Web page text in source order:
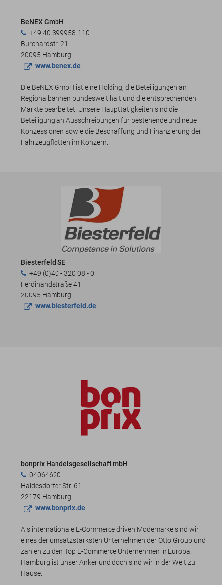
BeNEX GmbH
+49 40 399958-110
Burchardstr. 21
20095 Hamburg
www.benex.de
Die BeNEX GmbH ist eine Holding, die Beteiligungen an
Regionalbahnen bundesweit hält und die entsprechenden
Märkte bearbeitet. Unsere Haupttätigkeiten sind die
Beteiligung an Ausschreibungen für bestehende und neue
Konzessionen sowie die Beschaffung und Finanzierung der
Fahrzeugflotten im Konzern.
Biesterfeld SE
+49 (0)40 - 320 08 - 0
Ferdinandstraße 41
20095 Hamburg
www.biesterfeld.de
bonprix Handelsgesellschaft mbH
04064620
Haldesdorfer Str. 61
22179 Hamburg
www.bonprix.de
Als internationale E-Commerce driven Modemarke sind wir
eines der umsatzstärksten Unternehmen der Otto Group und
zählen zu den Top E-Commerce Unternehmen in Europa.
Hamburg ist unser Anker und doch sind wir in der Welt zu
Hause.